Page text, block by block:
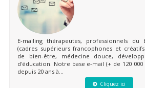
E-mailing thérapeutes, professionnels du
(cadres supérieurs francophones et
de bien-être, médecine douce,
d'éducation. Notre base e-mail (+ de 120 000
depuis 20 ans à...
Cliquez ici